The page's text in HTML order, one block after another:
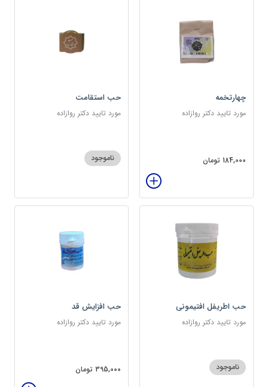
چهارتخمه
مورد تایید دکتر روازاده
184,000 تومان
حب استقامت
مورد تایید دکتر روازاده
ناموجود
حب اطریفل افتیمونی
مورد تایید دکتر روازاده
ناموجود
حب افزایش قد
مورد تایید دکتر روازاده
395,000 تومان